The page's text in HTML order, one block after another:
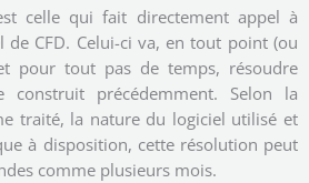
celle qui fait directement appel à
de CFD. Celui-ci va, en tout point (ou
pour tout pas de temps, résoudre
construit précédemment. Selon la
traité, la nature du logiciel utilisé et
à disposition, cette résolution peut
comme plusieurs mois.